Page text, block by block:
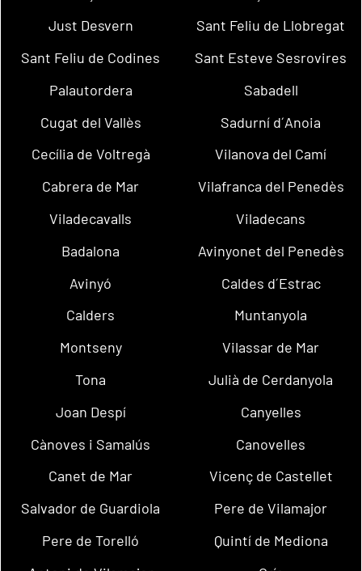
Just Desvern
Sant Feliu de Llobregat
Sant Feliu de Codines
Sant Esteve Sesrovires
Palautordera
Sabadell
Cugat del Vallès
Sadurní d´Anoia
Cecília de Voltregà
Vilanova del Camí
Cabrera de Mar
Vilafranca del Penedès
Viladecavalls
Viladecans
Badalona
Avinyonet del Penedès
Avinyó
Caldes d´Estrac
Calders
Muntanyola
Montseny
Vilassar de Mar
Tona
Julià de Cerdanyola
Joan Despí
Canyelles
Cànoves i Samalús
Canovelles
Canet de Mar
Vicenç de Castellet
Salvador de Guardiola
Pere de Vilamajor
Pere de Torelló
Quintí de Mediona